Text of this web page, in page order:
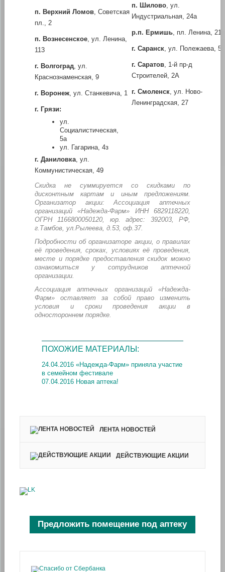
п. Верхний Ломов, Советская
пл., 2
п. Вознесенское, ул. Ленина,
113
г. Волгоград, ул.
Краснознаменская, 9
г. Воронеж, ул. Станкевича, 1
г. Грязи:
ул.
Социалистическая,
5а
ул. Гагарина, 4з
г. Даниловка, ул.
Коммунистическая, 49
п. Шилово, ул.
Индустриальная, 24а
р.п. Ермишь, пл. Ленина, 21
г. Саранск, ул. Полежаева, 50
г. Саратов, 1-й пр-д
Строителей, 2А
г. Смоленск, ул. Ново-
Ленинградская, 27
Скидка не суммируется со скидками по
дисконтным картам и иным предложениям.
Организатор акции: Ассоциация аптечных
организаций «Надежда-Фарм» ИНН 6829118220,
ОГРН 1166800050120, юр. адрес: 392003, РФ,
г.Тамбов, ул.Рылеева, д.53, оф.37.
Подробности об организаторе акции, о правилах
её проведения, сроках, условиях её проведения,
месте и порядке предоставления скидок можно
ознакомиться у сотрудников аптечной
организации.
Ассоциация аптечных организаций «Надежда-
Фарм» оставляет за собой право изменить
условия и сроки проведения акции в
одностороннем порядке.
ПОХОЖИЕ МАТЕРИАЛЫ:
24.04.2016 «Надежда-Фарм» приняла участие
в семейном фестивале
07.04.2016 Новая аптека!
ЛЕНТА НОВОСТЕЙ
ДЕЙСТВУЮЩИЕ АКЦИИ
Предложить помещение под аптеку